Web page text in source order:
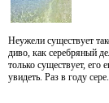
Неужели существует
диво, как серебряный
только существует, его
увидеть. Раз в году